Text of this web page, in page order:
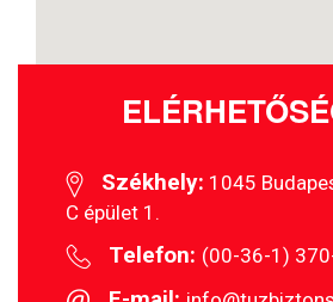
Székhely: 1045
C épület 1.
Telefon: (00-36-1)